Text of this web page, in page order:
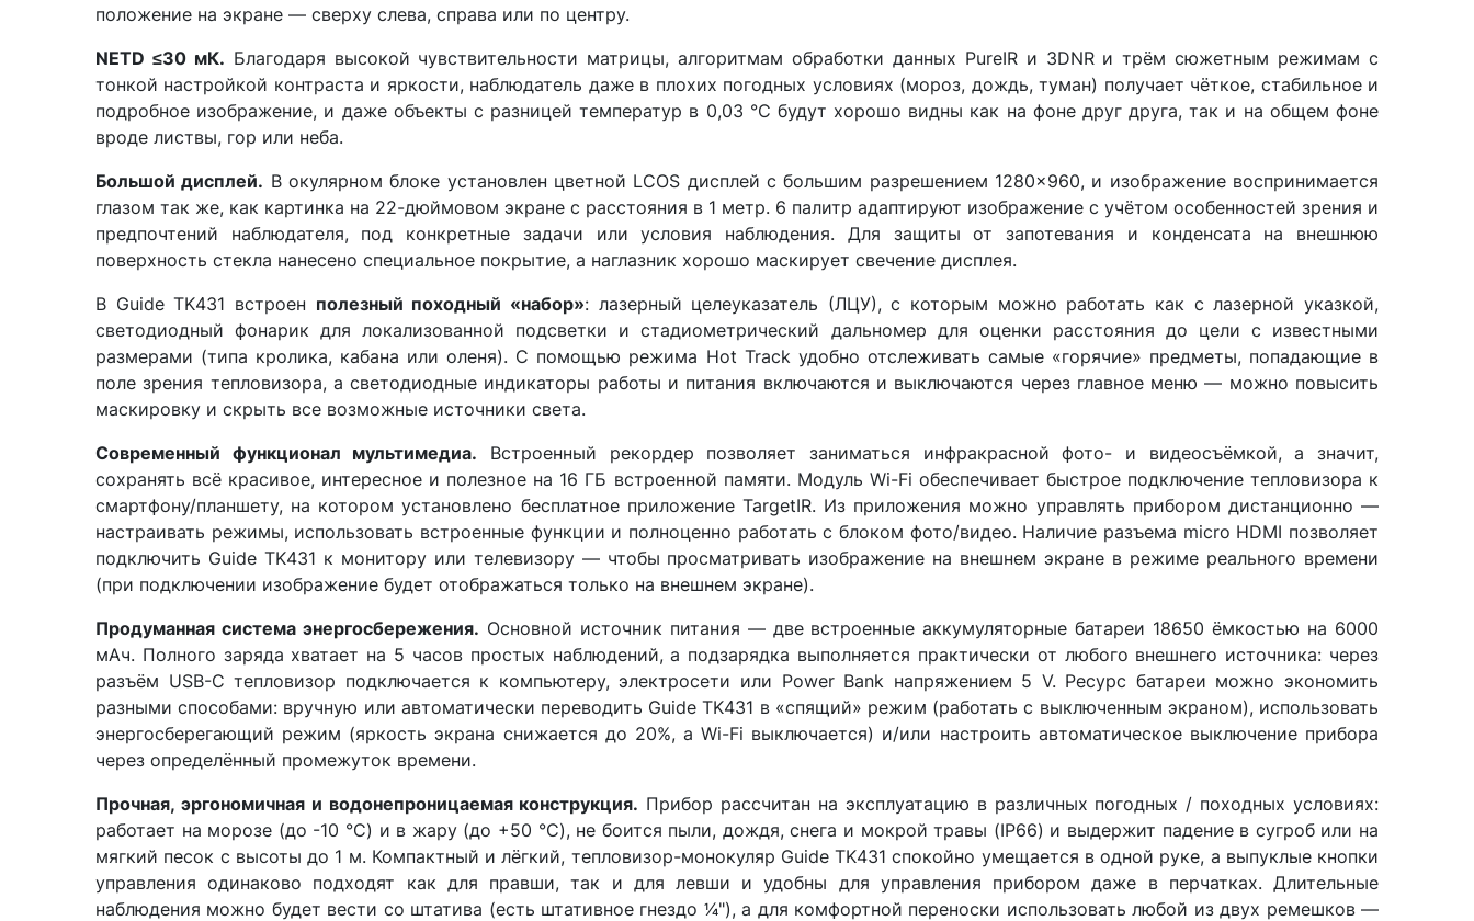
положение на экране — сверху слева, справа или по центру.
NETD ≤30 мК. Благодаря высокой чувствительности матрицы, алгоритмам обработки данных PureIR и 3DNR и трём сюжетным режимам с
тонкой настройкой контраста и яркости, наблюдатель даже в плохих погодных условиях (мороз, дождь, туман) получает чёткое, стабильное и
подробное изображение, и даже объекты с разницей температур в 0,03 °C будут хорошо видны как на фоне друг друга, так и на общем фоне
вроде листвы, гор или неба.
Большой дисплей. В окулярном блоке установлен цветной LCOS дисплей с большим разрешением 1280×960, и изображение воспринимается
глазом так же, как картинка на 22-дюймовом экране с расстояния в 1 метр. 6 палитр адаптируют изображение с учётом особенностей зрения и
предпочтений наблюдателя, под конкретные задачи или условия наблюдения. Для защиты от запотевания и конденсата на внешнюю
поверхность стекла нанесено специальное покрытие, а наглазник хорошо маскирует свечение дисплея.
В Guide TK431 встроен полезный походный «набор»: лазерный целеуказатель (ЛЦУ), с которым можно работать как с лазерной указкой,
светодиодный фонарик для локализованной подсветки и стадиометрический дальномер для оценки расстояния до цели с известными
размерами (типа кролика, кабана или оленя). С помощью режима Hot Track удобно отслеживать самые «горячие» предметы, попадающие в
поле зрения тепловизора, а светодиодные индикаторы работы и питания включаются и выключаются через главное меню — можно повысить
маскировку и скрыть все возможные источники света.
Современный функционал мультимедиа. Встроенный рекордер позволяет заниматься инфракрасной фото- и видеосъёмкой, а значит,
сохранять всё красивое, интересное и полезное на 16 ГБ встроенной памяти. Модуль Wi-Fi обеспечивает быстрое подключение тепловизора к
смартфону/планшету, на котором установлено бесплатное приложение TargetIR. Из приложения можно управлять прибором дистанционно —
настраивать режимы, использовать встроенные функции и полноценно работать с блоком фото/видео. Наличие разъема micro HDMI позволяет
подключить Guide TK431 к монитору или телевизору — чтобы просматривать изображение на внешнем экране в режиме реального времени
(при подключении изображение будет отображаться только на внешнем экране).
Продуманная система энергосбережения. Основной источник питания — две встроенные аккумуляторные батареи 18650 ёмкостью на 6000
мАч. Полного заряда хватает на 5 часов простых наблюдений, а подзарядка выполняется практически от любого внешнего источника: через
разъём USB-C тепловизор подключается к компьютеру, электросети или Power Bank напряжением 5 V. Ресурс батареи можно экономить
разными способами: вручную или автоматически переводить Guide TK431 в «спящий» режим (работать с выключенным экраном), использовать
энергосберегающий режим (яркость экрана снижается до 20%, а Wi-Fi выключается) и/или настроить автоматическое выключение прибора
через определённый промежуток времени.
Прочная, эргономичная и водонепроницаемая конструкция. Прибор рассчитан на эксплуатацию в различных погодных / походных условиях:
работает на морозе (до -10 °C) и в жару (до +50 °C), не боится пыли, дождя, снега и мокрой травы (IP66) и выдержит падение в сугроб или на
мягкий песок с высоты до 1 м. Компактный и лёгкий, тепловизор-монокуляр Guide TK431 спокойно умещается в одной руке, а выпуклые кнопки
управления одинаково подходят как для правши, так и для левши и удобны для управления прибором даже в перчатках. Длительные
наблюдения можно будет вести со штатива (есть штативное гнездо 1⁄4"), а для комфортной переноски использовать любой из двух ремешков —